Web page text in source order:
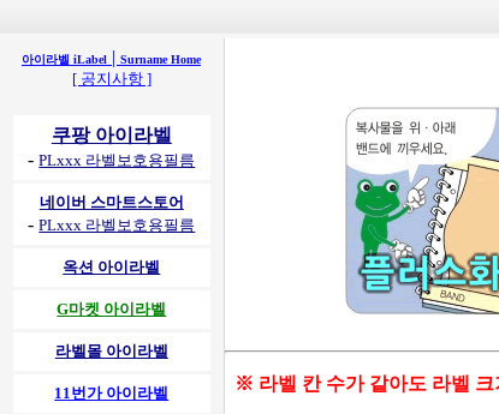
아이라벨 iLabel | Surname Home
[ 공지사항 ]
쿠팡 아이라벨
-PLxxx 라벨보호용필름
네이버 스마트스토어
-PLxxx 라벨보호용필름
옥션 아이라벨
G마켓 아이라벨
라벨몰 아이라벨
11번가 아이라벨 ※ 라벨 칸 수가 같아도 라벨 크